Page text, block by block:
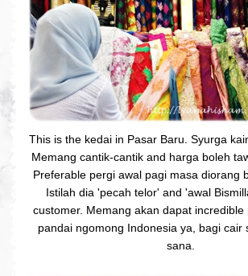
This is the kedai in Pasar Baru. Syurga
Memang cantik-cantik and harga boleh
Preferable pergi awal pagi masa diorang
Istilah dia 'pecah telor' and 'awal
customer. Memang akan dapat incredible
pandai ngomong Indonesia ya, bagi cair
sana.